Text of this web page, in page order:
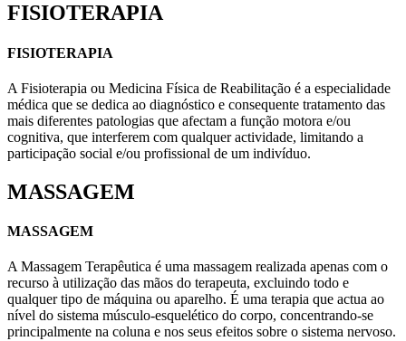
FISIOTERAPIA
FISIOTERAPIA
A Fisioterapia ou Medicina Física de Reabilitação é a especialidade
médica que se dedica ao diagnóstico e consequente tratamento das
mais diferentes patologias que afectam a função motora e/ou
cognitiva, que interferem com qualquer actividade, limitando a
participação social e/ou profissional de um indivíduo.
MASSAGEM
MASSAGEM
A Massagem Terapêutica é uma massagem realizada apenas com o
recurso à utilização das mãos do terapeuta, excluindo todo e
qualquer tipo de máquina ou aparelho. É uma terapia que actua ao
nível do sistema músculo-esquelético do corpo, concentrando-se
principalmente na coluna e nos seus efeitos sobre o sistema nervoso.